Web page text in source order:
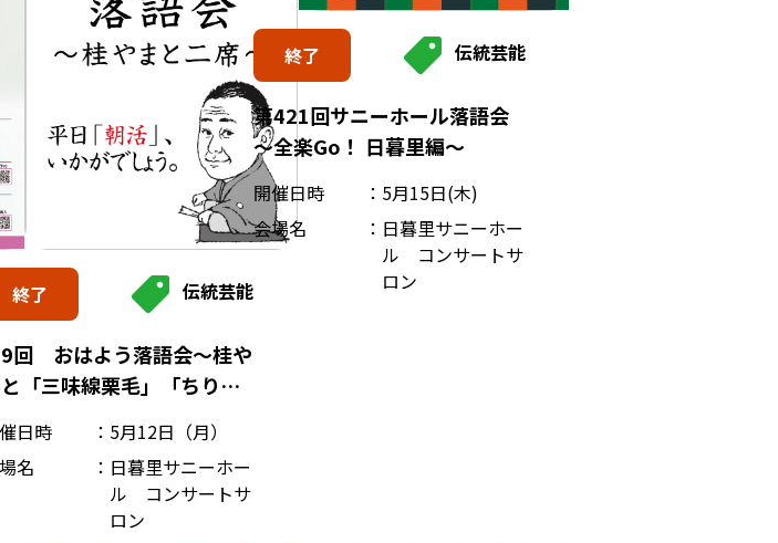
終了 伝統芸能
回 おはよう落語会～桂や
「三味線栗毛」「ちりと
ちん」～
日時
5月12日（月）
名
日暮里サニーホー
ル コンサートサ
ロン
終了 伝統芸能
第421回サニーホール落語会
～全楽Go！ 日暮里編～
開催日時
5月15日(木)
会場名
日暮里サニーホー
ル コンサートサ
ロン